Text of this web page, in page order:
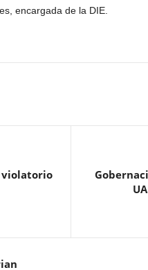
encargada de la DIE.